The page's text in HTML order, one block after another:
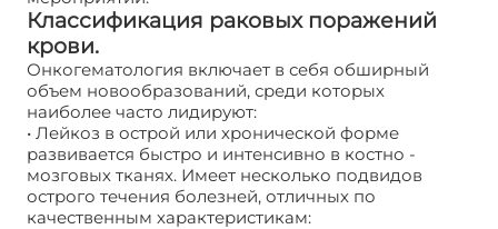
Классификация раковых поражений
крови.
Онкогематология включает в себя обширный
объем новообразований, среди которых
наиболее часто лидируют:
• Лейкоз в острой или хронической форме
развивается быстро и интенсивно в костно -
мозговых тканях. Имеет несколько подвидов
острого течения болезней, отличных по
качественным характеристикам: